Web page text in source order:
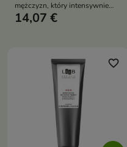
mężczyzn, który intensywnie
nawilża, matuje i poprawia
skóry już od pierwszego użycia
14,07 €
favorite_border